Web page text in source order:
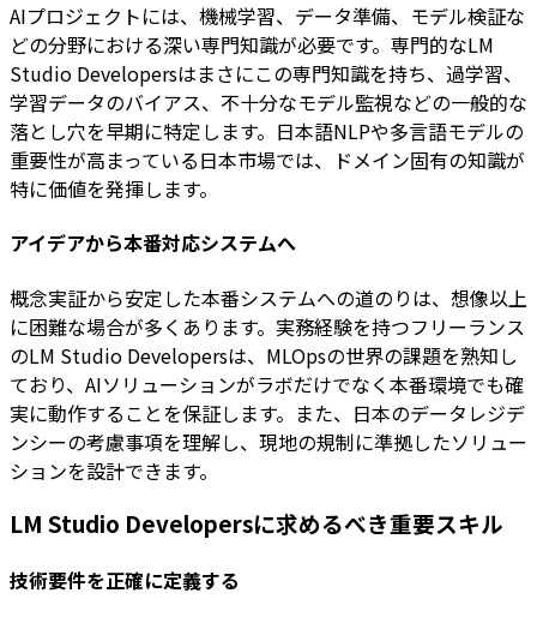
AIプロジェクトには、機械学習、データ準備、モデル検証な
どの分野における深い専門知識が必要です。専門的なLM
Studio Developersはまさにこの専門知識を持ち、過学習、
学習データのバイアス、不十分なモデル監視などの一般的な
落とし穴を早期に特定します。日本語NLPや多言語モデルの
重要性が高まっている日本市場では、ドメイン固有の知識が
特に価値を発揮します。
アイデアから本番対応システムへ
概念実証から安定した本番システムへの道のりは、想像以上
に困難な場合が多くあります。実務経験を持つフリーランス
のLM Studio Developersは、MLOpsの世界の課題を熟知し
ており、AIソリューションがラボだけでなく本番環境でも確
実に動作することを保証します。また、日本のデータレジデ
ンシーの考慮事項を理解し、現地の規制に準拠したソリュー
ションを設計できます。
LM Studio Developersに求めるべき重要スキル
技術要件を正確に定義する